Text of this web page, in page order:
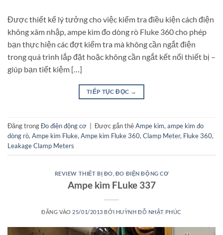
Được thiết kế lý tưởng cho việc kiểm tra điều kiện cách điện
không xâm nhập, ampe kìm đo dòng rò Fluke 360 cho phép
bạn thực hiện các đợt kiểm tra mà không cần ngắt điện
trong quá trình lắp đặt hoặc không cần ngắt kết nối thiết bị –
giúp bạn tiết kiệm […]
TIẾP TỤC ĐỌC →
Đăng trongĐo điện động cơ Được gắn thẻAmpe kìm,ampe kìm đo
dòng rò,Ampe kìm Fluke,Ampe kìm Fluke 360,Clamp Meter, Fluke 360,
Leakage Clamp Meters
REVIEW THIẾT BỊ ĐO ĐO ĐIỆN ĐỘNG CƠ
Ampe kìm FLuke 337
ĐĂNG VÀO 25/01/2013 BỞI HUỲNH ĐỖ NHẬT PHÚC